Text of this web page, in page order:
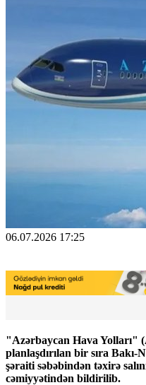
06.07.2026 17:25
"Azərbaycan Hava Yolları"
planlaşdırılan bir sıra Bakı-
şəraiti səbəbindən təxirə
cəmiyyətindən bildirilib.